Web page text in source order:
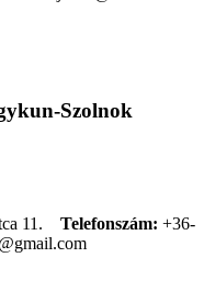
Szolnok
11. Telefonszám: +36-